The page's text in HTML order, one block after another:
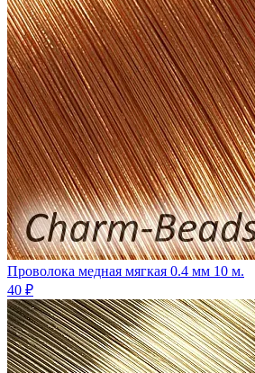
Проволока медная мягкая 0.4 мм 10 м.
40 ₽